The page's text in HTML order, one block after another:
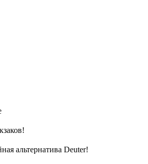
альтернатива Deuter!